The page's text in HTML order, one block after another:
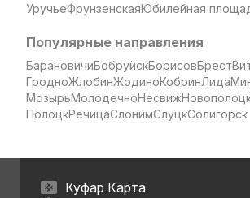
УручьеФрунзенскаяЮбилейная
Популярные направления
БарановичиБобруйскБорисовБрест
ГродноЖлобинЖодиноКобринЛида
МозырьМолодечноНесвиж
ПолоцкРечицаСлонимСлуцкСолигорск
Куфар Карта